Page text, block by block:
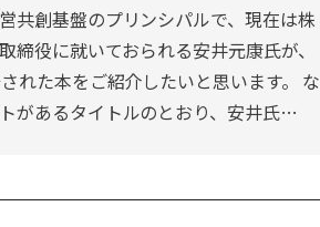
共創基盤のプリンシパルで、現在は株
締役に就いておられる安井元康氏が、
れた本をご紹介したいと思います。 な
があるタイトルのとおり、安井氏…